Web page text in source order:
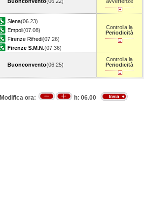
Siena(06.23)
Empoli(07.08)
Firenze Rifredi(07.26)
Firenze S.M.N.(07.36)
Controlla la
Periodicità
Buonconvento(06.25)
Controlla la
Periodicità
Modifica ora: h: 06.00